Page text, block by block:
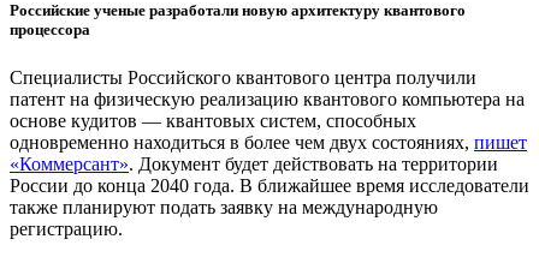
Российские ученые разработали новую архитектуру квантового
процессора
Специалисты Российского квантового центра получили
патент на физическую реализацию квантового компьютера на
основе кудитов — квантовых систем, способных
одновременно находиться в более чем двух состояниях, пишет
«Коммерсант». Документ будет действовать на территории
России до конца 2040 года. В ближайшее время исследователи
также планируют подать заявку на международную
регистрацию.